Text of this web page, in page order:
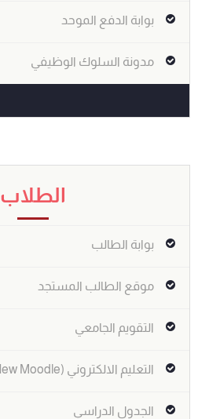
بوابة الدفع الموحد
مدونة السلوك الوظيفي
الطلاب
بوابة الطالب
موقع الطالب المستجد
التقويم الجامعي
التعليم الالكتروني (New Moodle)
الجدول الدراسي